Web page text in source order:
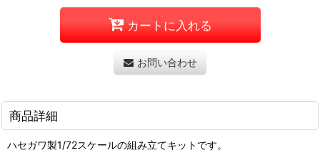
カートに入れる
お問い合わせ
商品詳細
ハセガワ製1/72スケールの組み立てキットです。